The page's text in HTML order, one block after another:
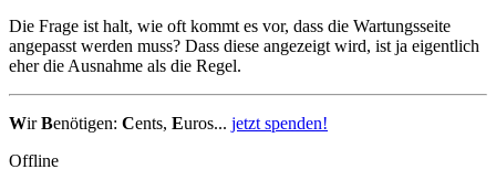
Die Frage ist halt, wie oft kommt es vor, dass die Wartungsseite
angepasst werden muss? Dass diese angezeigt wird, ist ja eigentlich
eher die Ausnahme als die Regel.
WirBenötigen: Cents, Euros... jetzt spenden!
Offline